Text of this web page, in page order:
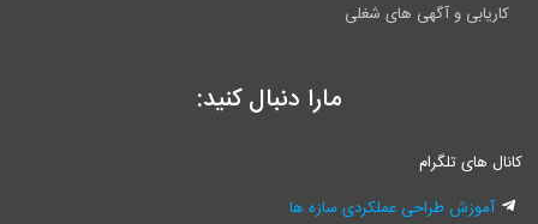
کاریابی و آگهی های شغلی
مارا دنبال کنید:
کانال های تلگرام
آموزش طراحی عملکردی سازه ها